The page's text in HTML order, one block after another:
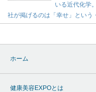
いる近代化学
社が掲げるのは「幸せ」という
ホーム
健康美容EXPOとは